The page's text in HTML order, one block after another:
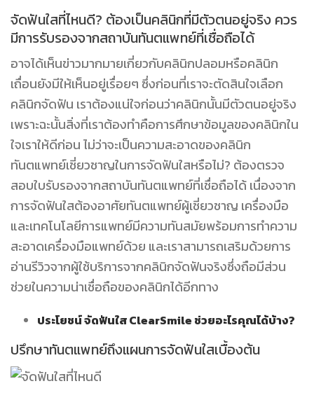
จัดฟันใสที่ไหนดี? ต้องเป็นคลินิกที่มีตัวตนอยู่จริง ควร
มีการรับรองจากสถาบันทันตแพทย์ที่เชื่อถือได้
อาจได้เห็นข่าวมากมายเกี่ยวกับคลินิกปลอมหรือคลินิก
เถื่อนยังมีให้เห็นอยู่เรื่อยๆ ซึ่งก่อนที่เราจะตัดสินใจเลือก
คลินิกจัดฟัน เราต้องแน่ใจก่อนว่าคลินิกนั้นมีตัวตนอยู่จริง
เพราะฉะนั้นสิ่งที่เราต้องทำคือการศึกษาข้อมูลของคลินิกใน
ใจเราให้ดีก่อน ไม่ว่าจะเป็นความสะอาดของคลินิก
ทันตแพทย์เชี่ยวชาญในการจัดฟันใสหรือไม่? ต้องตรวจ
สอบใบรับรองจากสถาบันทันตแพทย์ที่เชื่อถือได้ เนื่องจาก
การจัดฟันใสต้องอาศัยทันตแพทย์ผู้เชี่ยวชาญ เครื่องมือ
และเทคโนโลยีการแพทย์มีความทันสมัยพร้อมการทำความ
สะอาดเครื่องมือแพทย์ด้วย และเราสามารถเสริมด้วยการ
อ่านรีวิวจากผู้ใช้บริการจากคลินิกจัดฟันจริงซึ่งถือมีส่วน
ช่วยในความน่าเชื่อถือของคลินิกได้อีกทาง
ประโยชน์ จัดฟันใส ClearSmile ช่วยอะไรคุณได้บ้าง?
ปรึกษาทันตแพทย์ถึงแผนการจัดฟันใสเบื้องต้น